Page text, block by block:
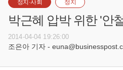
정치·사회 정치
박근혜 압박 위한 '안
2014-04-04 19:26:00
조은아 기자 -